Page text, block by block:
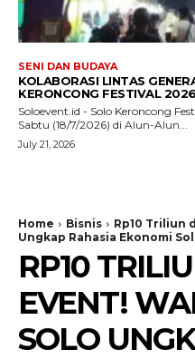
SENI DAN BUDAYA
KOLABORASI LINTAS
KERONCONG FESTIVAL 2026
Soloevent.id - Solo Keroncong
Sabtu (18/7/2026) di Alun-Alun...
July 21, 2026